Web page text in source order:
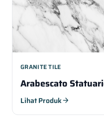
GRANITE TILE
Arabescato
Lihat Produkarrow_forward